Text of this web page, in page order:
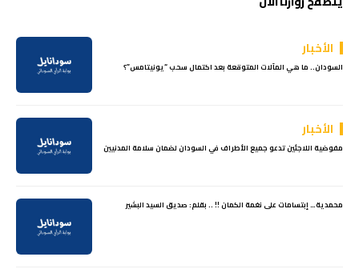
الأخبار
السودان.. ما هي المآلات المتوقعة بعد اكتمال سحب “يونيتامس”؟
الأخبار
مفوضية اللاجئين تدعو جميع الأطراف في السودان لضمان سلامة المدنيين
محمدية… إبتسامات على نغمة الكمان !! .. بقلم: صديق السيد البشير